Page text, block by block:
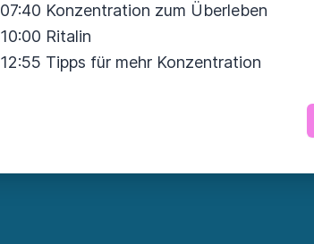
07:40 Konzentration zum Überleben
10:00 Ritalin
12:55 Tipps für mehr Konzentration